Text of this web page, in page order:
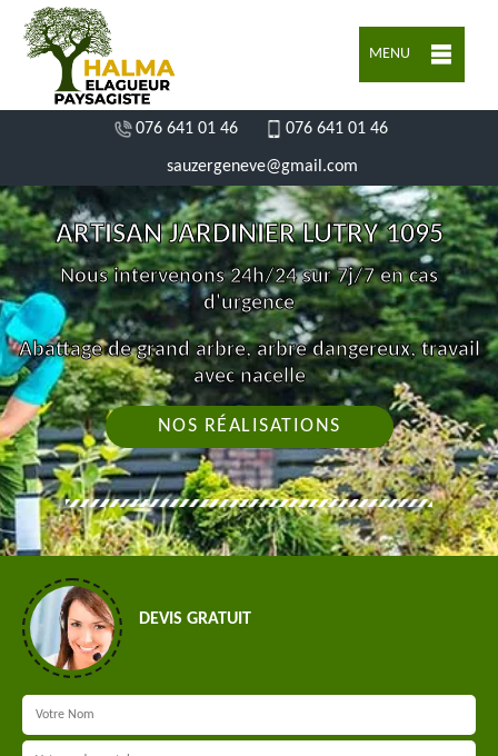
MENU
076 641 01 46 076 641 01 46
sauzergeneve@gmail.com
ARTISAN JARDINIER LUTRY 1095
Nous intervenons 24h/24 sur 7j/7 en cas
d'urgence
Abattage de grand arbre, arbre dangereux, travail
avec nacelle
NOS RÉALISATIONS
DEVIS GRATUIT